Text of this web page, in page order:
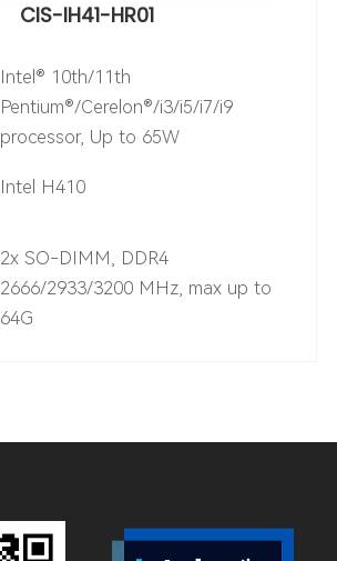
CIS-IH41-HR01
Intel® 10th/11th
Pentium®/Cerelon®/i3/i5/i7/i9
processor, Up to 65W
Intel H410
2x SO-DIMM, DDR4
2666/2933/3200 MHz, max up to
64G